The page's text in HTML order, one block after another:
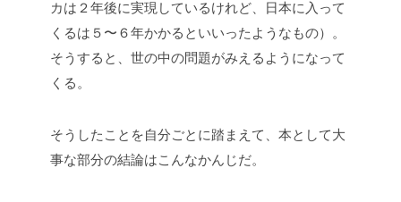
カは２年後に実現しているけれど、日本に入って
くるは５〜６年かかるといいったようなもの）。
そうすると、世の中の問題がみえるようになって
くる。
そうしたことを自分ごとに踏まえて、本として大
事な部分の結論はこんなかんじだ。